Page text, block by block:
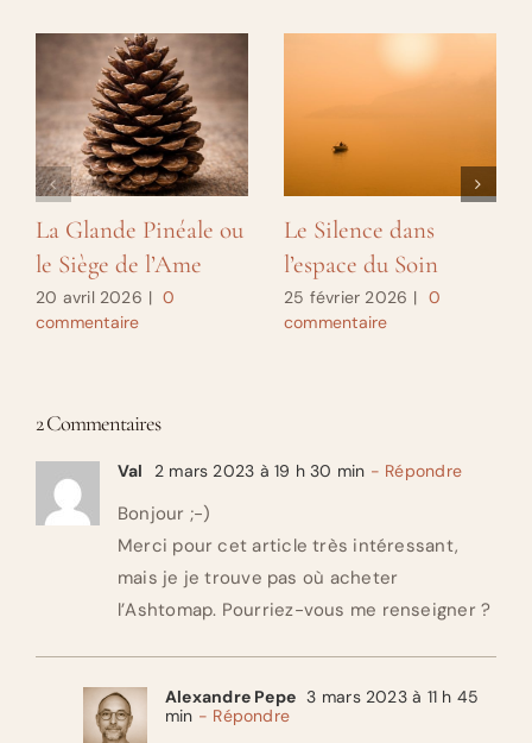
La Glande Pinéale ou
le Siège de l’Ame
20 avril 2026 | 0
commentaire
Le Silence dans
l’espace du Soin
25 février 2026 | 0
commentaire
2 Commentaires
Val 2 mars 2023 à 19 h 30 min - Répondre
Bonjour ;-)
Merci pour cet article très intéressant,
mais je je trouve pas où acheter
l’Ashtomap. Pourriez-vous me renseigner ?
Alexandre Pepe 3 mars 2023 à 11 h 45
min - Répondre